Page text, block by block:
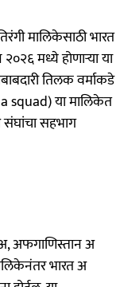
मालिकेसाठी भारत
मध्ये होणाऱ्या या
तिलक वर्माकडे
या मालिकेत
सहभाग
अ, अफगाणिस्तान अ
भारत अ